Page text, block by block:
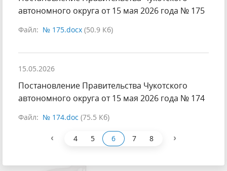
автономного округа от 15 мая 2026 года № 175
Файл: № 175.docx (50.9 Кб)
15.05.2026
Постановление Правительства Чукотского
автономного округа от 15 мая 2026 года № 174
Файл: № 174.doc (75.5 Кб)
‹ 4 5 6 7 8 ›